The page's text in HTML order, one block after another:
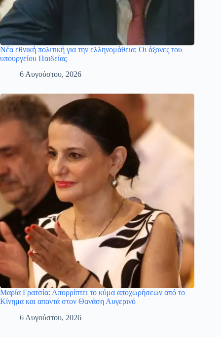
Νέα εθνική πολιτική για την ελληνομάθεια: Οι άξονες του
υπουργείου Παιδείας
6 Αυγούστου, 2026
Μαρία Γρατσία: Απορρίπτει το κύμα αποχωρήσεων από το
Κίνημα και απαντά στον Θανάση Αυγερινό
6 Αυγούστου, 2026